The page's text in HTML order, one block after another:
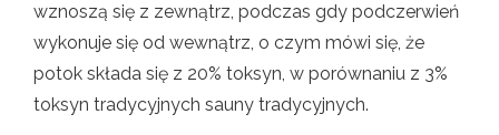
wznoszą się z zewnątrz, podczas gdy podczerwień
wykonuje się od wewnątrz, o czym mówi się, że
potok składa się z 20% toksyn, w porównaniu z 3%
toksyn tradycyjnych sauny tradycyjnych.